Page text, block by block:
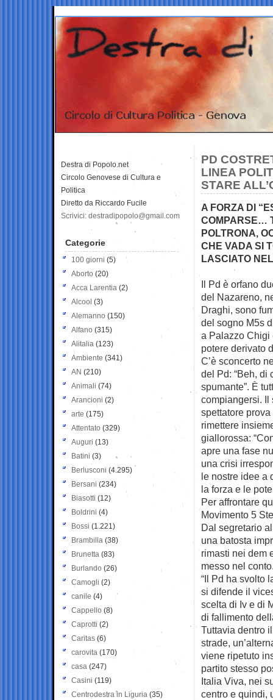
PD
LINEA
STARE
A FORZA DI
COMPARSE…
POLTRONA,
CHE VADA SI
LASCIATO
Il Pd è orfano
del Nazareno,
Draghi, sono
del sogno M5s
a Palazzo Chigi
potere derivato
C’è sconcerto
del Pd: “Beh, di
spumante”. È
compiangersi. Il
spettatore
rimettere
giallorossa:
apre una fase
una crisi
le nostre idee a
la forza e le
Per affrontare
Movimento 5
Dal segretario
una batosta
rimasti nei dem
messo nel
“Il Pd ha svolto
si difende il
scelta di Iv e di
di fallimento
Tuttavia dentro
strade,
viene ripetuto
partito stesso
Italia Viva, nei
centro e quindi,
Destra di Popolo.net
Circolo Genovese di Cultura e
Politica
Diretto da Riccardo Fucile
Scrivici: destradipopolo@gmail.com
Categorie
100 giorni (5)
Aborto (20)
Acca Larentia (2)
Alcool (3)
Alemanno (150)
Alfano (315)
Alitalia (123)
Ambiente (341)
AN (210)
Animali (74)
Arancioni (2)
arte (175)
Attentato (329)
Auguri (13)
Batini (3)
Berlusconi (4.295)
Bersani (234)
Biasotti (12)
Boldrini (4)
Bossi (1.221)
Brambilla (38)
Brunetta (83)
Burlando (26)
Camogli (2)
canile (4)
Cappello (8)
Caprotti (2)
Caritas (6)
carovita (170)
casa (247)
Casini (119)
Centrodestra in Liguria (35)